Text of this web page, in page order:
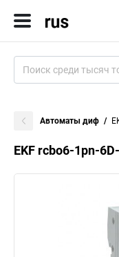
Автоматы диф
EKF rcbo6-1pn-